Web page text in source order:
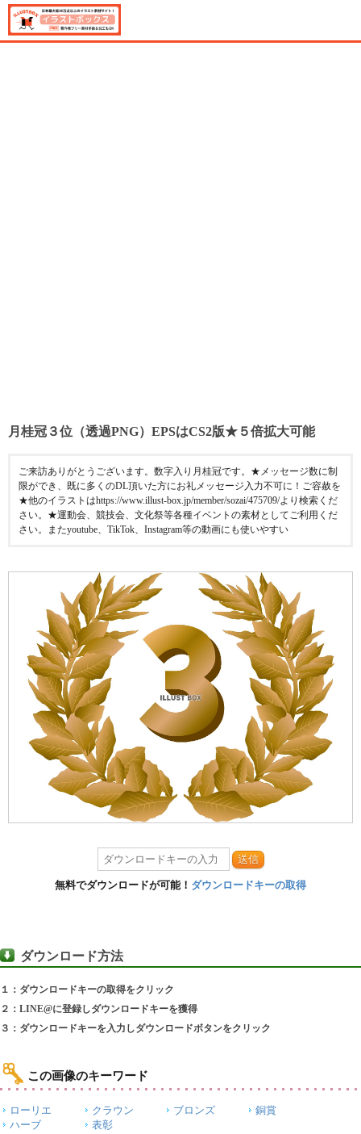
月桂冠３位（透過PNG）EPSはCS2版★５倍拡大可能
ご来訪ありがとうございます。数字入り月桂冠です。★メッセージ数に制
限ができ、既に多くのDL頂いた方にお礼メッセージ入力不可に！ご容赦を
★他のイラストはhttps://www.illust-box.jp/member/sozai/475709/より検索くだ
さい。★運動会、競技会、文化祭等各種イベントの素材としてご利用くだ
さい。またyoutube、TikTok、Instagram等の動画にも使いやすい
送信
無料でダウンロードが可能！ ダウンロードキーの取得
ダウンロード方法
１：ダウンロードキーの取得をクリック
２：LINE@に登録しダウンロードキーを獲得
３：ダウンロードキーを入力しダウンロードボタンをクリック
この画像のキーワード
ローリエ クラウン ブロンズ
銅賞
ハーブ
表彰